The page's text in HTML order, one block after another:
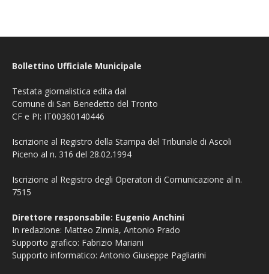
Bollettino Ufficiale Municipale
Testata giornalistica edita dal
Comune di San Benedetto del Tronto
CF e PI: IT00360140446
Iscrizione al Registro della Stampa del Tribunale di Ascoli
Piceno al n. 316 del 28.02.1994
Iscrizione al Registro degli Operatori di Comunicazione al n.
7515
Direttore responsabile: Eugenio Anchini
In redazione: Matteo Zinnia, Antonio Prado
Supporto grafico: Fabrizio Mariani
Supporto informatico: Antonio Giuseppe Pagliarini